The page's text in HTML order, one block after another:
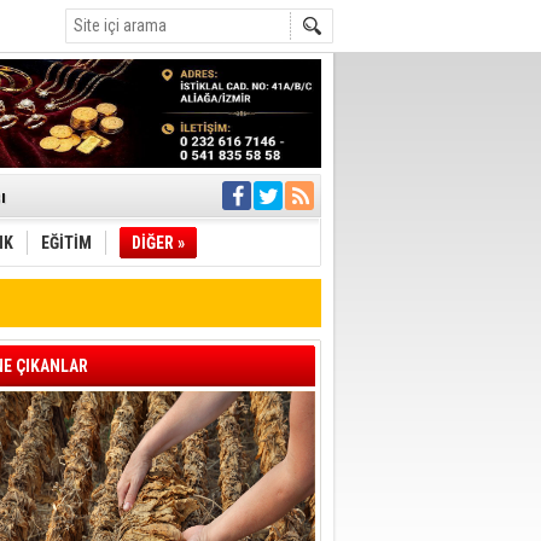
İletti
müdahale
Geçti
EĞİTİM DİĞER »
ÇIKANLAR